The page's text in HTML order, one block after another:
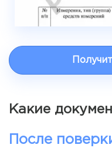
Какие
После